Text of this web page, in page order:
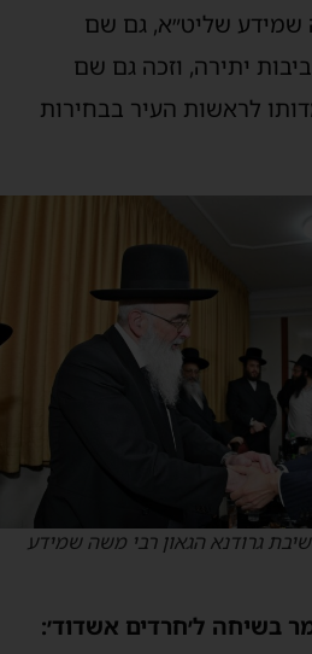
שליט״א, גם שם
יתירה, וזכה גם שם
לראשות העיר בבחירות
גרודנא הגאון רבי משה שמידע
ל׳חרדים אשדוד׳: